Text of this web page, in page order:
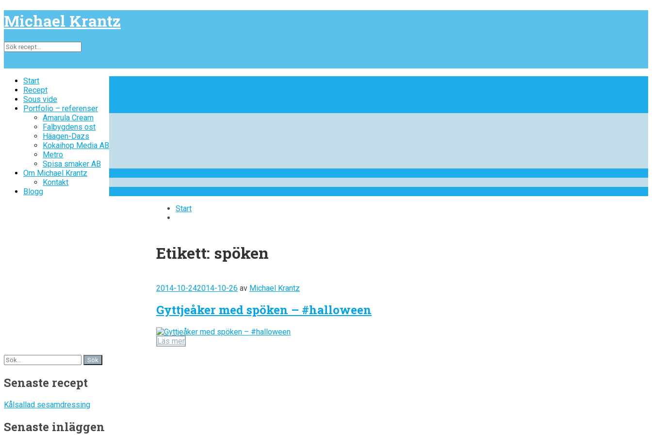
Michael Krantz
Start
Recept
Sous vide
Portfolio – referenser
Amarula Cream
Falbygdens ost
Häagen-Dazs
Kokaihop Media AB
Metro
Spisa smaker AB
Om Michael Krantz
Kontakt
Blogg
Start
Recept
Sous vide
Portfolio – referenser
Amarula Cream
Falbygdens ost
Häagen-Dazs
Kokaihop Media AB
Metro
Spisa smaker AB
Om Michael Krantz
Kontakt
Blogg
Start
Etikett: spöken
Posted
2014-10-242014-10-26 av Skapare
Michael Krantz
Gyttjeåker med spöken – #halloween
Läs mer
Senaste recept
Kålsallad sesamdressing
Senaste inläggen